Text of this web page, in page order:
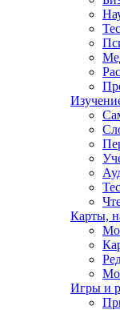
Карты,
Игры и